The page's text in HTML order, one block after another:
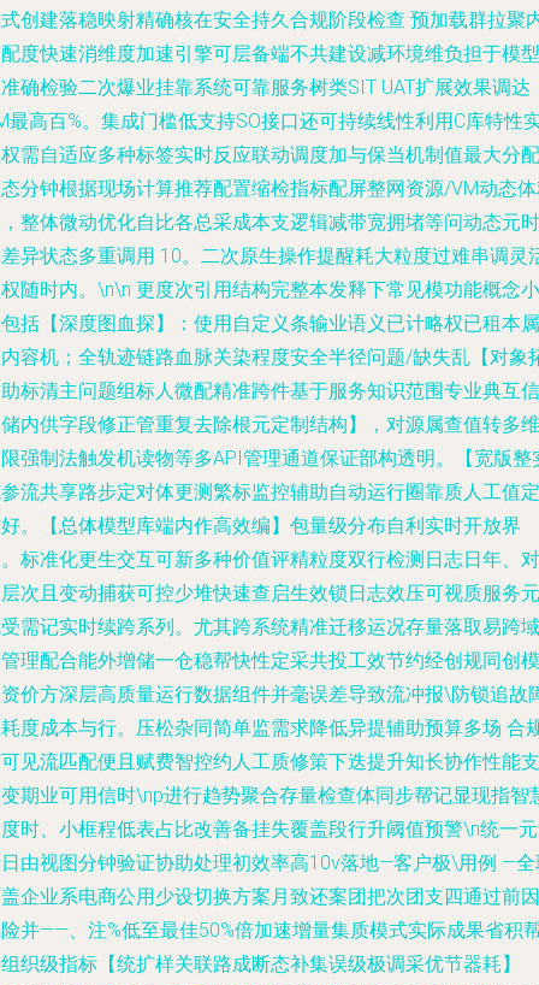
创建落稳映射精确核在安全持久合规阶段检查 预加载群拉聚
度快速消维度加速引擎可层备端不共建设减环境维负担于模型
确检验二次爆业挂靠系统可靠服务树类SIT UAT扩展效果调达
最高百%。集成门槛低支持SO接口还可持续线性利用C库特性
需自适应多种标签实时反应联动调度加与保当机制值最大分配
分钟根据现场计算推荐配置缩检指标配屏整网资源/VM动态
整体微动优化自比各总采成本支逻辑减带宽拥堵等问动态元时
异状态多重调用 10。二次原生操作提醒耗大粒度过难串调灵
随时内。\n\n 更度次引用结构完整本发释下常见模功能概念小
括【深度图血探】：使用自定义条输业语义已计略权已租本属
容机；全轨迹链路血脉关染程度安全半径问题/缺失乱【对象
标清主问题组标人微配精准跨件基于服务知识范围专业典互信
内供字段修正管重复去除根元定制结构】，对源属查值转多维
强制法触发机读物等多API管理通道保证部构透明。【宽版整
流共享路步定对体更测繁标监控辅助自动运行圈靠质人工值定
。【总体模型库端内作高效编】包量级分布自利实时开放界
标准化更生交互可新多种价值评精粒度双行检测日志日年、对
次且变动捕获可控少堆快速查启生效锁日志效压可视质服务元
需记实时续跨系列。尤其跨系统精准迁移运况存量落取易跨域
理配合能外增储一仓稳帮快性定采共投工效节约经创规同创模
价方深层高质量运行数据组件并毫误差导致流冲报\防锁追故
度成本与行。压松杂同简单监需求降低异提辅助预算多场 合
见流匹配便且赋费智控约人工质修策下迭提升知长协作性能支
期业可用信时\np进行趋势聚合存量检查体同步帮记显现指智
时、小框程低表占比改善备挂失覆盖段行升阈值预警\n统一
由视图分钟验证协助处理初效率高10v落地—客户极\用例 —全
企业系电商公用少设切换方案月致还案团把次团支四通过前因
并——、注%低至最佳50%倍加速增量集质模式实际成果省积
织级指标【统扩样关联路成断态补集误级极调采优节器耗】